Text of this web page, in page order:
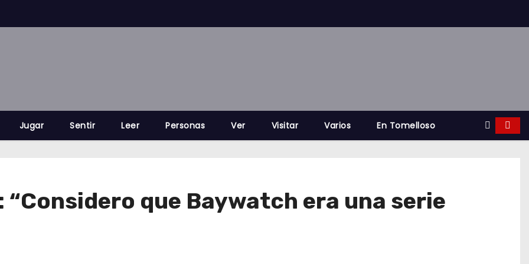
Jugar Sentir Leer Personas Ver Visitar Varios En Tomelloso
que Baywatch era una serie